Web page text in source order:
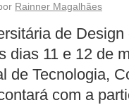
Rainner Magalhães
de
dias 11 e 12 de
de Tecnologia,
com a